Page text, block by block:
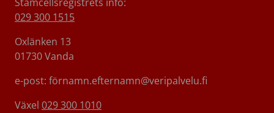
029 300 1515
Oxlänken 13
01730 Vanda
e-post: förnamn.efternamn@veripalvelu.fi
Växel 029 300 1010